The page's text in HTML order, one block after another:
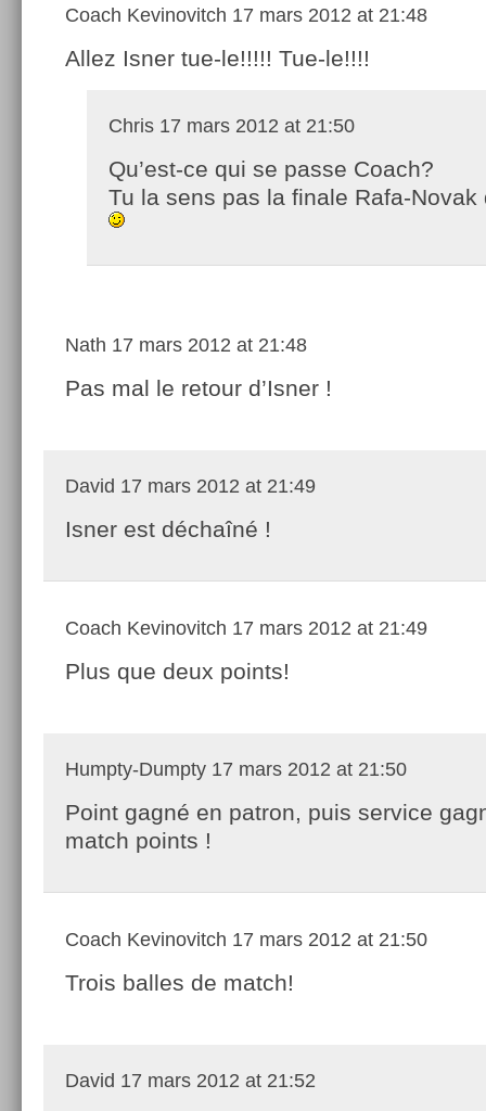
Coach Kevinovitch 17 mars 2012 at 21:48
Allez Isner tue-le!!!!! Tue-le!!!!
Chris 17 mars 2012 at 21:50
Qu’est-ce qui se passe Coach?
Tu la sens pas la finale Rafa-Novak
Nath 17 mars 2012 at 21:48
Pas mal le retour d’Isner !
David 17 mars 2012 at 21:49
Isner est déchaîné !
Coach Kevinovitch 17 mars 2012 at 21:49
Plus que deux points!
Humpty-Dumpty 17 mars 2012 at 21:50
Point gagné en patron, puis service
match points !
Coach Kevinovitch 17 mars 2012 at 21:50
Trois balles de match!
David 17 mars 2012 at 21:52